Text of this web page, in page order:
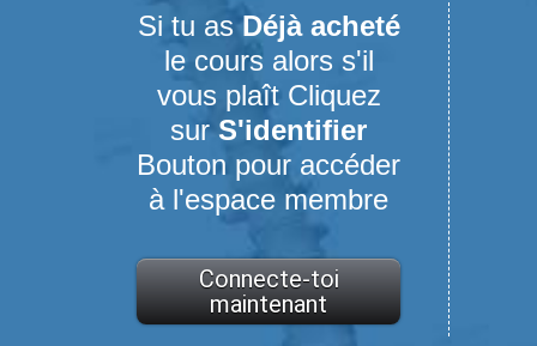
Si tu asDéjà acheté
le cours alors s'il
vous plaît Cliquez
surS'identifier
Bouton pour accéder
à l'espace membre
Connecte-toi
maintenant